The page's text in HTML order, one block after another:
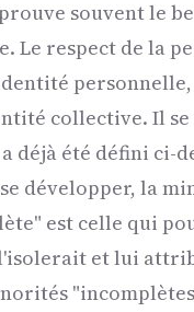
souvent le
Le respect de la
collective. Il
déjà été défini ci-
développer, la
est celle qui
et lui